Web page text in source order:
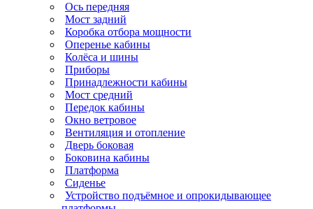
Ось передняя
Мост задний
Коробка отбора мощности
Оперенье кабины
Колёса и шины
Приборы
Принадлежности кабины
Мост средний
Передок кабины
Окно ветровое
Вентиляция и отопление
Дверь боковая
Боковина кабины
Платформа
Сиденье
Устройство подъёмное и опрокидывающее